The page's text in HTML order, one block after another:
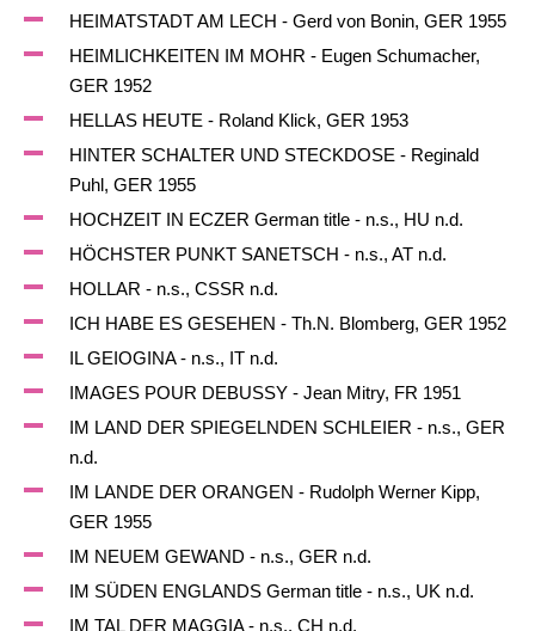
HEIMATSTADT AM LECH - Gerd von Bonin, GER 1955
HEIMLICHKEITEN IM MOHR - Eugen Schumacher,
GER 1952
HELLAS HEUTE - Roland Klick, GER 1953
HINTER SCHALTER UND STECKDOSE - Reginald
Puhl, GER 1955
HOCHZEIT IN ECZER German title - n.s., HU n.d.
HÖCHSTER PUNKT SANETSCH - n.s., AT n.d.
HOLLAR - n.s., CSSR n.d.
ICH HABE ES GESEHEN - Th.N. Blomberg, GER 1952
IL GEIOGINA - n.s., IT n.d.
IMAGES POUR DEBUSSY - Jean Mitry, FR 1951
IM LAND DER SPIEGELNDEN SCHLEIER - n.s., GER
n.d.
IM LANDE DER ORANGEN - Rudolph Werner Kipp,
GER 1955
IM NEUEM GEWAND - n.s., GER n.d.
IM SÜDEN ENGLANDS German title - n.s., UK n.d.
IM TAL DER MAGGIA - n.s., CH n.d.